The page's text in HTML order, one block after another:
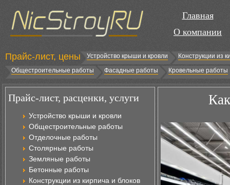
Главная
О компании
Прайс-лист, цены Устройство крыши и кровли
Конструкции из
Общестроительные работы
Фасадные работы Кровельные работы
Прайс-лист, расценки, услуги
Устройство крыши и кровли
Общестроительные работы
Отделочные работы
Столярные работы
Земляные работы
Бетонные работы
Конструкции из кирпича и блоков